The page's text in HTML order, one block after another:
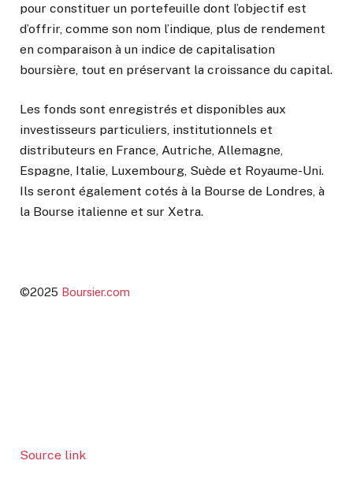
pour constituer un portefeuille dont l’objectif est
d’offrir, comme son nom l’indique, plus de rendement
en comparaison à un indice de capitalisation
boursière, tout en préservant la croissance du capital.
Les fonds sont enregistrés et disponibles aux
investisseurs particuliers, institutionnels et
distributeurs en France, Autriche, Allemagne,
Espagne, Italie, Luxembourg, Suède et Royaume-Uni.
Ils seront également cotés à la Bourse de Londres, à
la Bourse italienne et sur Xetra.
©2025 Boursier.com
Source link